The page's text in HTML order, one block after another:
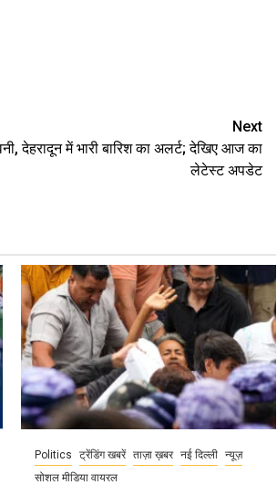
Next
देहरादून में भारी बारिश का अलर्ट; देखिए आज का
लेटेस्ट अपडेट
Politics ट्रेंडिंग खबरें ताज़ा ख़बर नई दिल्ली न्यूज़
सोशल मीडिया वायरल